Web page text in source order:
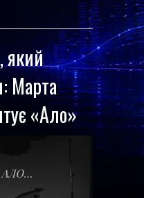
який
Марта
«Ало»